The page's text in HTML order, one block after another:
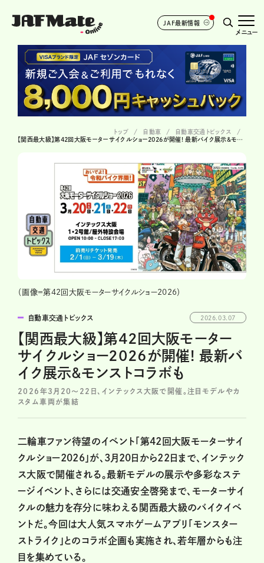
JAF最新情報
メニュー
トップ 自動車
自動車交通トピックス
【関西最大級】第42回大阪モーターサイクルショー2026が開催! 最新バイク展示&モンストコラボも
（画像＝第42回大阪モーターサイクルショー2026）
自動車交通トピックス 2026.03.07
【関西最大級】第42回大阪モーター
サイクルショー2026が開催! 最新バ
イク展示&モンストコラボも
2026年3月20～22日、インテックス大阪で開催。注目モデルやカ
スタム車両が集結
二輪車ファン待望のイベント「第42回大阪モーターサイ
クルショー2026」が、3月20日から22日まで、インテック
ス大阪で開催される。最新モデルの展示や多彩なステ
ージイベント、さらには交通安全啓発まで、モーターサイ
クルの魅力を存分に味わえる関西最大級のバイクイベ
ントだ。今回は大人気スマホゲームアプリ「モンスター
ストライク」とのコラボ企画も実施され、若年層からも注
目を集めている。